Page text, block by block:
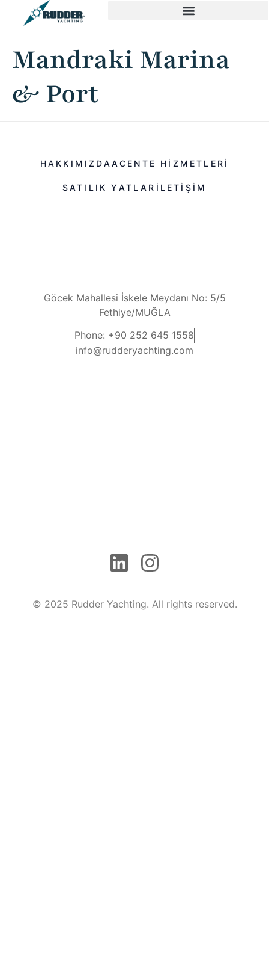
Mandraki Marina
& Port
HAKKIMIZDA ACENTE HIZMETLERI
SATILIK YATLAR ILETIŞIM
Göcek Mahallesi İskele Meydanı No: 5/5
Fethiye/MUĞLA
Phone: +90 252 645 1558
info@rudderyachting.com
© 2025 Rudder Yachting. All rights reserved.